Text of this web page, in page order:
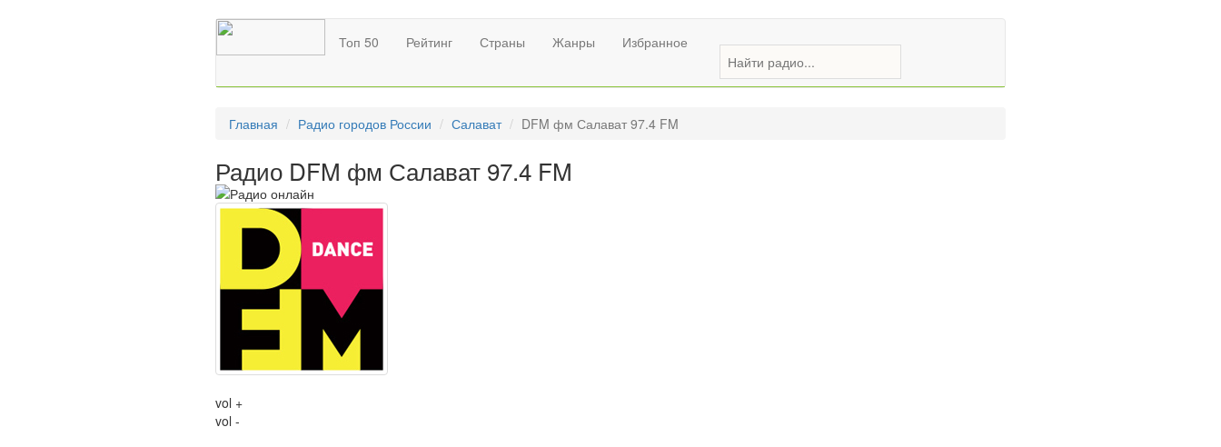
Топ 50 Рейтинг Страны Жанры Избранное
Главная Радио городов России Салават DFM фм Салават 97.4 FM
Радио DFM фм Салават 97.4 FM
vol +
vol -